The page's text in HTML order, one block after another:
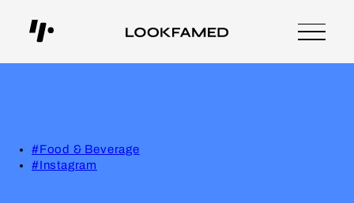
#Food & Beverage
#Instagram